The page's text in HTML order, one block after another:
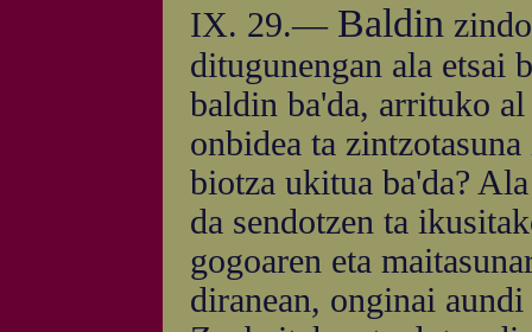
IX. 29.— Baldin
ditugunengan ala etsai
baldin ba'da, arrituko
onbidea ta
biotza ukitua ba'da?
da sendotzen ta
gogoaren eta
diranean, onginai